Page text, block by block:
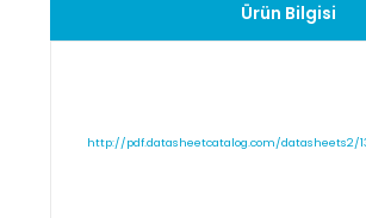
Ürün Bilgisi
http://pdf.datasheetcatalog.com/datasheets2/